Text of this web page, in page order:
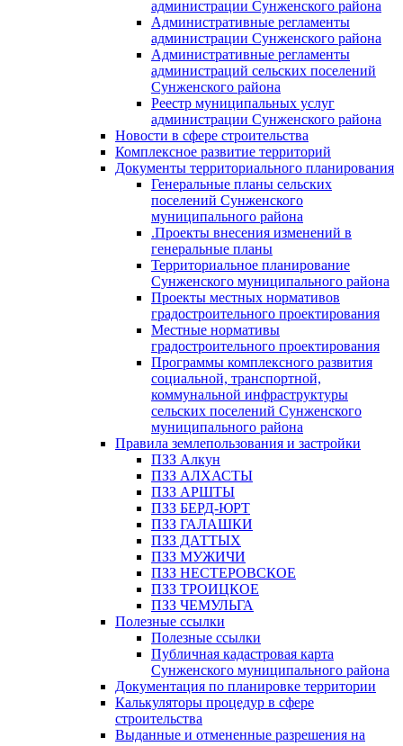
администрации Сунженского района
Административные регламенты
администрации Сунженского района
Административные регламенты
администраций сельских поселений
Сунженского района
Реестр муниципальных услуг
администрации Сунженского района
Новости в сфере строительства
Комплексное развитие территорий
Документы территориального планирования
Генеральные планы сельских
поселений Сунженского
муниципального района
.Проекты внесения изменений в
генеральные планы
Территориальное планирование
Сунженского муниципального района
Проекты местных нормативов
градостроительного проектирования
Местные нормативы
градостроительного проектирования
Программы комплексного развития
социальной, транспортной,
коммунальной инфраструктуры
сельских поселений Сунженского
муниципального района
Правила землепользования и застройки
ПЗЗ Алкун
ПЗЗ АЛХАСТЫ
ПЗЗ АРШТЫ
ПЗЗ БЕРД-ЮРТ
ПЗЗ ГАЛАШКИ
ПЗЗ ДАТТЫХ
ПЗЗ МУЖИЧИ
ПЗЗ НЕСТЕРОВСКОЕ
ПЗЗ ТРОИЦКОЕ
ПЗЗ ЧЕМУЛЬГА
Полезные ссылки
Полезные ссылки
Публичная кадастровая карта
Сунженского муниципального района
Документация по планировке территории
Калькуляторы процедур в сфере
строительства
Выданные и отмененные разрешения на